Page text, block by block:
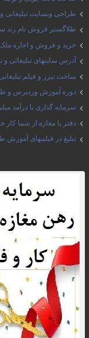
طراحی وبسایت تبلیغاتی و
طلاگستر فروش نام رند
خرید و فروش و اجاره ملک
آدرس سایتهای تبلیغاتی و
ساخت تیزر و فیلم
دوره آموزش وردپرس و
سرمایه گذاری با درآمد
دفتر یا مغازه از شما کار
تبلیغ در فیلمهای